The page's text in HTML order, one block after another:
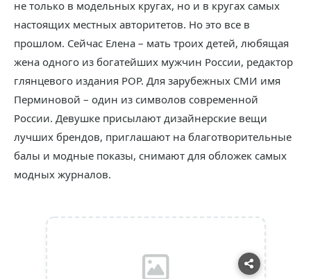
не только в модельных кругах, но и в кругах самых
настоящих местных авторитетов. Но это все в
прошлом. Сейчас Елена – мать троих детей, любящая
жена одного из богатейших мужчин России, редактор
глянцевого издания POP. Для зарубежных СМИ имя
Перминовой – один из символов современной
России. Девушке присылают дизайнерские вещи
лучших брендов, приглашают на благотворительные
балы и модные показы, снимают для обложек самых
модных журналов.